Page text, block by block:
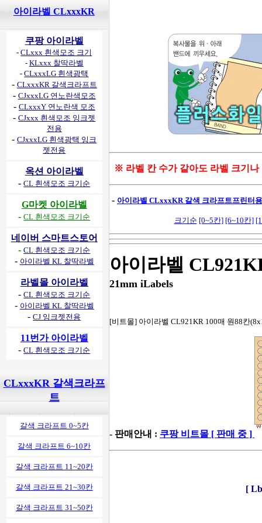
아이라벨 CLxxxKR
쿠팡 아이라벨
-CLxxx 흰색모조 크기
- KLxxx 찰딱라벨
-CLxxxLG 흰색광택
- CLxxxKR 갈색크라프트
- CJxxxLG 연노란색모조
- CLxxxY 연노란색 모조
-CJxxx 흰색모조 잉크젯
전용
-CJxxxLG 흰색광택 잉크
젯전용
옥션 아이라벨
-CL 흰색모조 크기순
G마켓 아이라벨
-CL 흰색모조 크기순
네이버 스마트스토어
-CL 흰색모조 크기순
- 아이라벨 KL 찰딱라벨
라벨몰 아이라벨
-CL 흰색모조 크기순
- 아이라벨 KL 찰딱라벨
-CJ 잉크젯전용
11번가 아이라벨
-CL 흰색모조 크기순
CLxxxKR 갈색크라프
트
갈색 크라프트 0~5칸
갈색 크라프트 6~10칸
갈색 크라프트 11~20칸
갈색 크라프트 21~30칸
갈색 크라프트 31~50칸
※ 라벨 칸 수가 같아도 라벨 크기나
- 아이라벨 CLxxxKR 갈색 크라프트프린터
크기순 [0~5칸] [6~10칸]
아이라벨
21mm iLabels
[비트몰] 아이라벨 CL921KR 100매 원88칸
- 판매안내 : 쿠팡 비트몰 [ 판매 중 ]
[